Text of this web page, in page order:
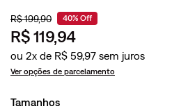
R$199,90 40% Off
R$119,94
ou 2x de R$ 59,97
Ver opções de parcelamento
Tamanhos